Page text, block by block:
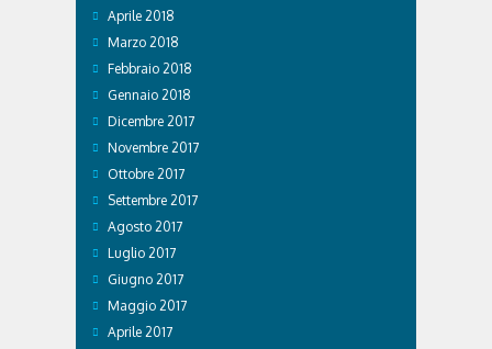
Aprile 2018
Marzo 2018
Febbraio 2018
Gennaio 2018
Dicembre 2017
Novembre 2017
Ottobre 2017
Settembre 2017
Agosto 2017
Luglio 2017
Giugno 2017
Maggio 2017
Aprile 2017